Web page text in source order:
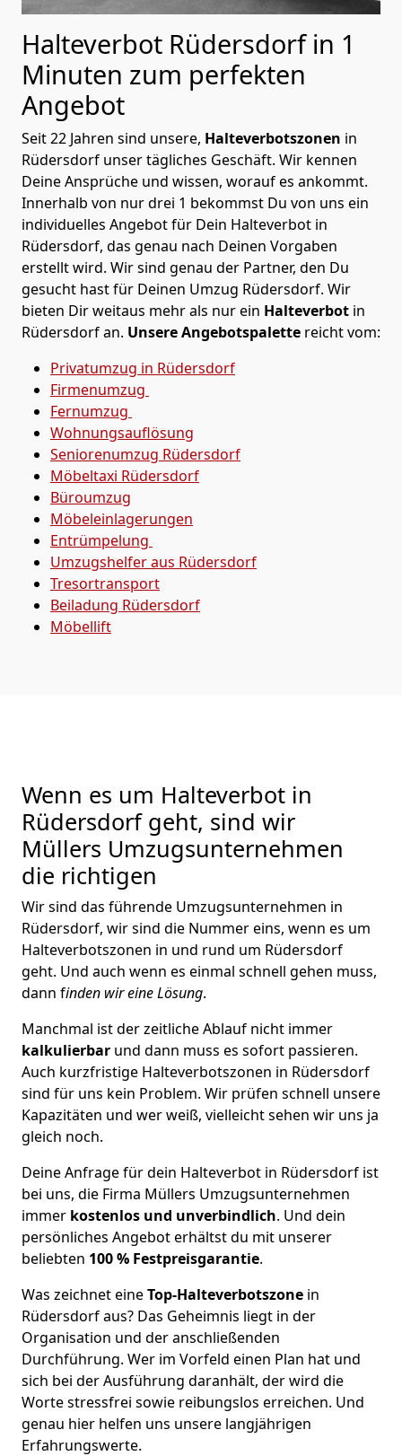
Halteverbot Rüdersdorf in 1
Minuten zum perfekten
Angebot
Seit 22 Jahren sind unsere, Halteverbotszonen in
Rüdersdorf unser tägliches Geschäft. Wir kennen
Deine Ansprüche und wissen, worauf es ankommt.
Innerhalb von nur drei 1 bekommst Du von uns ein
individuelles Angebot für Dein Halteverbot in
Rüdersdorf, das genau nach Deinen Vorgaben
erstellt wird. Wir sind genau der Partner, den Du
gesucht hast für Deinen Umzug Rüdersdorf. Wir
bieten Dir weitaus mehr als nur ein Halteverbot in
Rüdersdorf an. Unsere Angebotspalette reicht vom:
Privatumzug in Rüdersdorf
Firmenumzug
Fernumzug
Wohnungsauflösung
Seniorenumzug Rüdersdorf
Möbeltaxi Rüdersdorf
Büroumzug
Möbeleinlagerungen
Entrümpelung
Umzugshelfer aus Rüdersdorf
Tresortransport
Beiladung Rüdersdorf
Möbellift
Wenn es um Halteverbot in
Rüdersdorf geht, sind wir
Müllers Umzugsunternehmen
die richtigen
Wir sind das führende Umzugsunternehmen in
Rüdersdorf, wir sind die Nummer eins, wenn es um
Halteverbotszonen in und rund um Rüdersdorf
geht. Und auch wenn es einmal schnell gehen muss,
dann finden wir eine Lösung.
Manchmal ist der zeitliche Ablauf nicht immer
kalkulierbar und dann muss es sofort passieren.
Auch kurzfristige Halteverbotszonen in Rüdersdorf
sind für uns kein Problem. Wir prüfen schnell unsere
Kapazitäten und wer weiß, vielleicht sehen wir uns ja
gleich noch.
Deine Anfrage für dein Halteverbot in Rüdersdorf ist
bei uns, die Firma Müllers Umzugsunternehmen
immer kostenlos und unverbindlich. Und dein
persönliches Angebot erhältst du mit unserer
beliebten 100 % Festpreisgarantie.
Was zeichnet eineTop-Halteverbotszone in
Rüdersdorf aus? Das Geheimnis liegt in der
Organisation und der anschließenden
Durchführung. Wer im Vorfeld einen Plan hat und
sich bei der Ausführung daranhält, der wird die
Worte stressfrei sowie reibungslos erreichen. Und
genau hier helfen uns unsere langjährigen
Erfahrungswerte.